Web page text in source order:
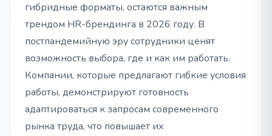
гибридные форматы, остаются важным
трендом HR-брендинга в 2026 году. В
постпандемийную эру сотрудники ценят
возможность выбора, где и как им работать.
Компании, которые предлагают гибкие условия
работы, демонстрируют готовность
адаптироваться к запросам современного
рынка труда, что повышает их